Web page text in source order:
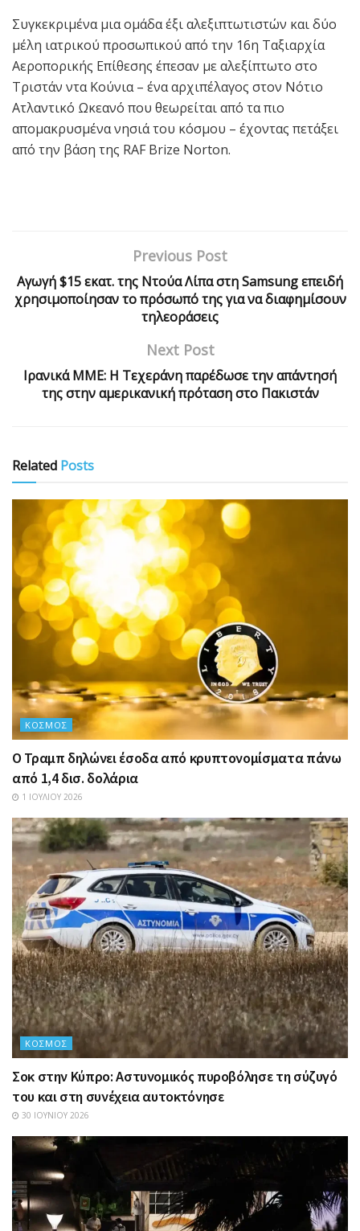
Συγκεκριμένα μια ομάδα έξι αλεξιπτωτιστών και δύο
μέλη ιατρικού προσωπικού από την 16η Ταξιαρχία
Αεροπορικής Επίθεσης έπεσαν με αλεξίπτωτο στο
Τριστάν ντα Κούνια – ένα αρχιπέλαγος στον Νότιο
Ατλαντικό Ωκεανό που θεωρείται από τα πιο
απομακρυσμένα νησιά του κόσμου – έχοντας πετάξει
από την βάση της RAF Brize Norton.
Previous Post
Αγωγή $15 εκατ. της Ντούα Λίπα στη Samsung επειδή
χρησιμοποίησαν το πρόσωπό της για να διαφημίσουν
τηλεοράσεις
Next Post
Ιρανικά ΜΜΕ: Η Τεχεράνη παρέδωσε την απάντησή
της στην αμερικανική πρόταση στο Πακιστάν
Related Posts
ΚΌΣΜΟΣ
Ο Τραμπ δηλώνει έσοδα από κρυπτονομίσματα πάνω
από 1,4 δισ. δολάρια
1 ΙΟΥΛΊΟΥ 2026
ΚΌΣΜΟΣ
Σοκ στην Κύπρο: Αστυνομικός πυροβόλησε τη σύζυγό
του και στη συνέχεια αυτοκτόνησε
30 ΙΟΥΝΊΟΥ 2026